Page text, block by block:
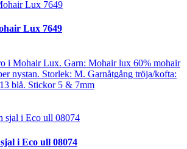
Lux 7649
i Mohair Lux. Garn: Mohair lux 60% mohair
nystan. Storlek: M. Garnåtgång tröja/kofta:
blå. Stickor 5 & 7mm
i Eco ull 08074